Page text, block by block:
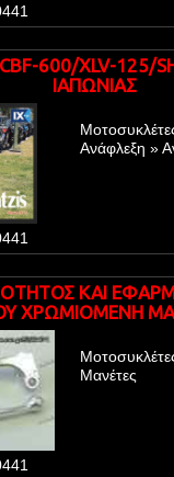
600/XLV-125/
ΙΑΠΩΝΙΑΣ
Ανάφλεξη »
ΚΑΙ
ΧΡΩΜΙΟΜΕΝΗ
Μανέτες